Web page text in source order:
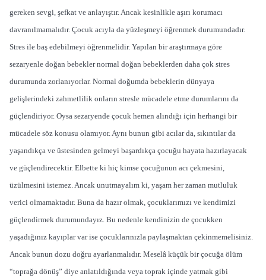
gereken sevgi, şefkat ve anlayıştır. Ancak kesinlikle aşırı korumacı
davranılmamalıdır. Çocuk acıyla da yüzleşmeyi öğrenmek durumundadır.
Stres ile baş edebilmeyi öğrenmelidir. Yapılan bir araştırmaya göre
sezaryenle doğan bebekler normal doğan bebeklerden daha çok stres
durumunda zorlanıyorlar. Normal doğumda bebeklerin dünyaya
gelişlerindeki zahmetlilik onların stresle mücadele etme durumlarını da
güçlendiriyor. Oysa sezaryende çocuk hemen alındığı için herhangi bir
mücadele söz konusu olamıyor. Aynı bunun gibi acılar da, sıkıntılar da
yaşandıkça ve üstesinden gelmeyi başardıkça çocuğu hayata hazırlayacak
ve güçlendirecektir. Elbette ki hiç kimse çocuğunun acı çekmesini,
üzülmesini istemez. Ancak unutmayalım ki, yaşam her zaman mutluluk
verici olmamaktadır. Buna da hazır olmak, çocuklarımızı ve kendimizi
güçlendirmek durumundayız. Bu nedenle kendinizin de çocukken
yaşadığınız kayıplar var ise çocuklarınızla paylaşmaktan çekinmemelisiniz.
Ancak bunun dozu doğru ayarlanmalıdır. Meselâ küçük bir çocuğa ölüm
“toprağa dönüş” diye anlatıldığında veya toprak içinde yatmak gibi